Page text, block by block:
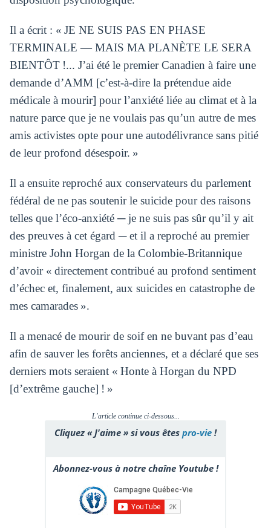
Il a écrit : « JE NE SUIS PAS EN PHASE
TERMINALE — MAIS MA PLANÈTE LE SERA
BIENTÔT !... J’ai été le premier Canadien à faire une
demande d’AMM [c’est-à-dire la prétendue aide
médicale à mourir] pour l’anxiété liée au climat et à la
nature parce que je ne voulais pas qu’un autre de mes
amis activistes opte pour une autodélivrance sans pitié
de leur profond désespoir. »
Il a ensuite reproché aux conservateurs du parlement
fédéral de ne pas soutenir le suicide pour des raisons
telles que l’éco-anxiété ─ je ne suis pas sûr qu’il y ait
des preuves à cet égard ─ et il a reproché au premier
ministre John Horgan de la Colombie-Britannique
d’avoir « directement contribué au profond sentiment
d’échec et, finalement, aux suicides en catastrophe de
mes camarades ».
Il a menacé de mourir de soif en ne buvant pas d’eau
afin de sauver les forêts anciennes, et a déclaré que ses
derniers mots seraient « Honte à Horgan du NPD
[d’extrême gauche] ! »
L'article continue ci-dessous...
Cliquez « J'aime » si vous êtes pro-vie !
Abonnez-vous à notre chaîne Youtube !